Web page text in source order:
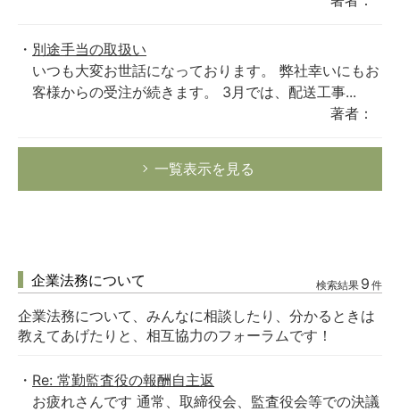
別途手当の取扱い
いつも大変お世話になっております。 弊社幸いにもお
客様からの受注が続きます。 3月では、配送工事...
著者：
一覧表示を見る
企業法務について 検索結果 9 件
企業法務について、みんなに相談したり、分かるときは
教えてあげたりと、相互協力のフォーラムです！
Re: 常勤監査役の報酬自主返
お疲れさんです 通常、取締役会、監査役会等での決議